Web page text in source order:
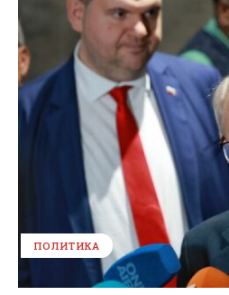
ПОЛИТИКА